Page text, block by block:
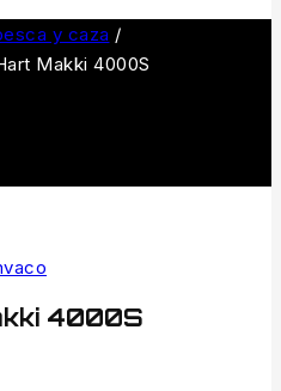
y caza /
Makki 4000S
4000S